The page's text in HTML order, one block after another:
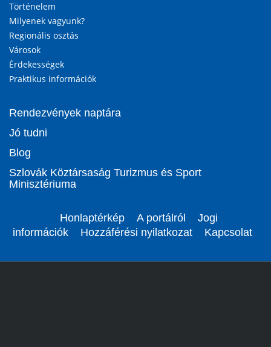
Történelem
Milyenek vagyunk?
Regionális osztás
Városok
Érdekességek
Praktikus információk
Rendezvények naptára
Jó tudni
Blog
Szlovák Köztársaság Turizmus és Sport
Minisztériuma
Honlaptérkép A portálról
Jogi
információk
Hozzáférési nyilatkozat Kapcsolat